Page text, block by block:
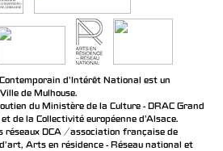
d’Intérêt National est un
de Mulhouse.
du Ministère de la Culture - DRAC Grand
de la Collectivité européenne d’Alsace.
DCA / association française de
Arts en résidence - Réseau national et